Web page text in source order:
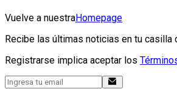
Vuelve a nuestraHomepage
Recibe las últimas noticias en tu casilla
Registrarse implica aceptar los